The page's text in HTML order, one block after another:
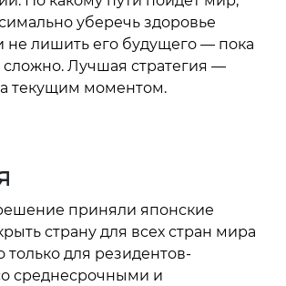
уберечь здоровье
не лишить его будущего — пока
сложно. Лучшая стратегия —
текущим моментом.
приняли японские
страну для всех стран мира
только для резидентов-
среднесрочными и